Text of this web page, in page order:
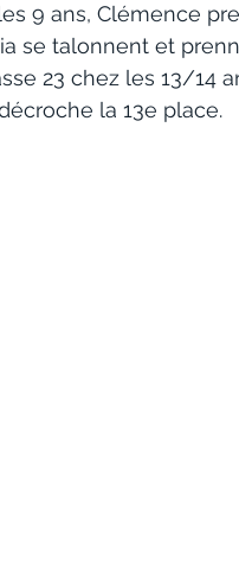
9 ans, Clémence
se talonnent et
23 chez les 13/14
la 13e place.